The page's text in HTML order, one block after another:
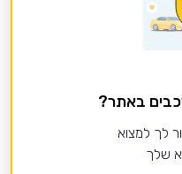
באתר?
לך למצוא
שלך